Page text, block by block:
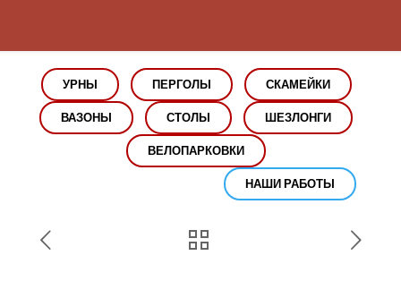
УРНЫ ПЕРГОЛЫ
СКАМЕЙКИ
ВАЗОНЫ
СТОЛЫ
ШЕЗЛОНГИ
ВЕЛОПАРКОВКИ
НАШИ РАБОТЫ